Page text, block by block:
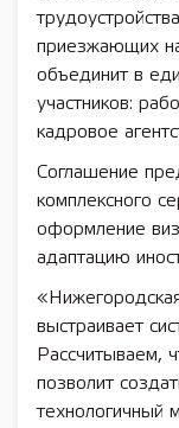
приезжающих
объединит в
участников:
кадровое
Соглашение
комплексного
оформление
адаптацию
выстраивает
Рассчитываем,
позволит
технологичный